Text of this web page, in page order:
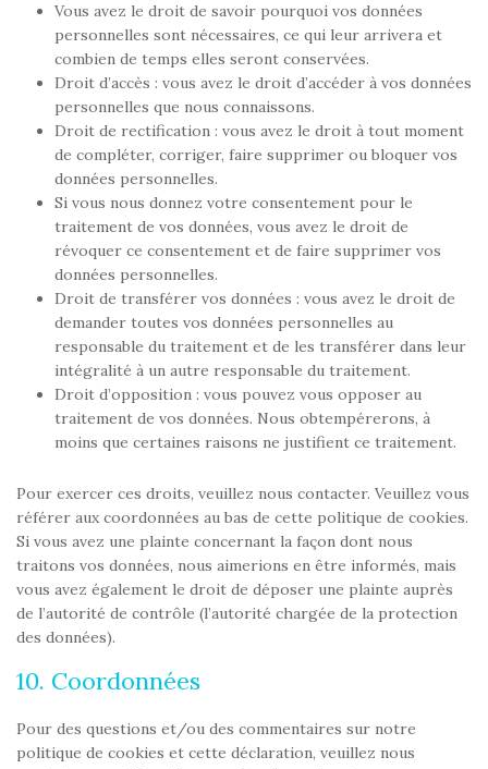
Vous avez le droit de savoir pourquoi vos données
personnelles sont nécessaires, ce qui leur arrivera et
combien de temps elles seront conservées.
Droit d’accès : vous avez le droit d’accéder à vos données
personnelles que nous connaissons.
Droit de rectification : vous avez le droit à tout moment
de compléter, corriger, faire supprimer ou bloquer vos
données personnelles.
Si vous nous donnez votre consentement pour le
traitement de vos données, vous avez le droit de
révoquer ce consentement et de faire supprimer vos
données personnelles.
Droit de transférer vos données : vous avez le droit de
demander toutes vos données personnelles au
responsable du traitement et de les transférer dans leur
intégralité à un autre responsable du traitement.
Droit d’opposition : vous pouvez vous opposer au
traitement de vos données. Nous obtempérerons, à
moins que certaines raisons ne justifient ce traitement.
Pour exercer ces droits, veuillez nous contacter. Veuillez vous
référer aux coordonnées au bas de cette politique de cookies.
Si vous avez une plainte concernant la façon dont nous
traitons vos données, nous aimerions en être informés, mais
vous avez également le droit de déposer une plainte auprès
de l’autorité de contrôle (l’autorité chargée de la protection
des données).
10. Coordonnées
Pour des questions et/ou des commentaires sur notre
politique de cookies et cette déclaration, veuillez nous